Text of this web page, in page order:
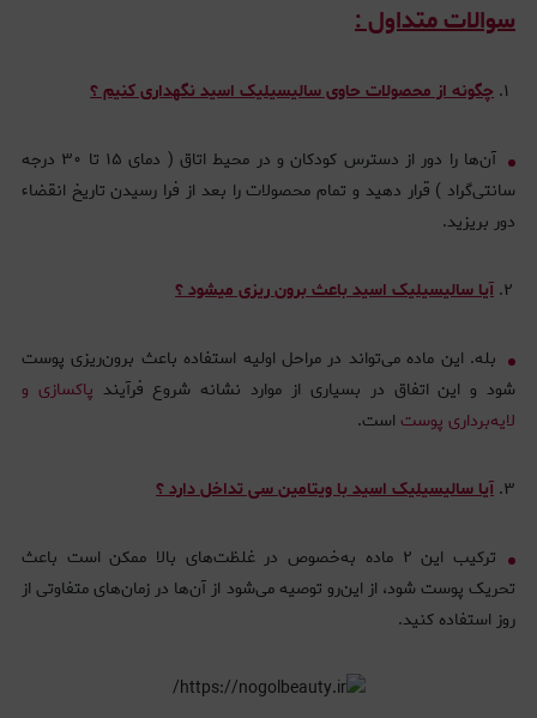
سوالات متداول :
چگونه از محصولات حاوی سالیسیلیک اسید نگهداری کنیم ؟
آن‌ها را دور از دسترس کودکان و در محیط اتاق ( دمای ۱۵ تا ۳۰ درجه
سانتی‌گراد ) قرار دهید و تمام محصولات را بعد از فرا رسیدن تاریخ انقضاء
دور بریزید.
آیا سالیسیلیک اسید باعث برون ریزی میشود ؟
بله. این ماده می‌تواند در مراحل اولیه استفاده باعث برون‌ریزی پوست
شود و این اتفاق در بسیاری از موارد نشانه‌ شروع فرآیند پاکسازی و
لایه‌برداری پوستاست.
آیا سالیسیلیک اسید با ویتامین سی تداخل دارد ؟
ترکیب این ۲ ماده به‌خصوص در غلظت‌های بالا ممکن است باعث
تحریک پوست شود، از این‌رو توصیه می‌شود از آن‌ها در زمان‌های متفاوتی از
روز استفاده کنید.